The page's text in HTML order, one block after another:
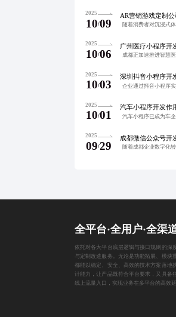
2025
10/09
AR营销游戏定制
2025
10/06
广州医疗小程序开
2025
10/03
深圳抖音小程序开
2025
10/01
汽车小程序开发作
2025
09/29
成都微信公众号开
全平台·全用户·全渠
依托对各大平台底层逻辑与接口规则的深
与定制改造服务。无论是功能拓展、模块
都能以稳定、安全、高效的技术方案落地
计能力，让产品既符合平台要求，又具备
线上流量入口，实现业务在多平台的高效延